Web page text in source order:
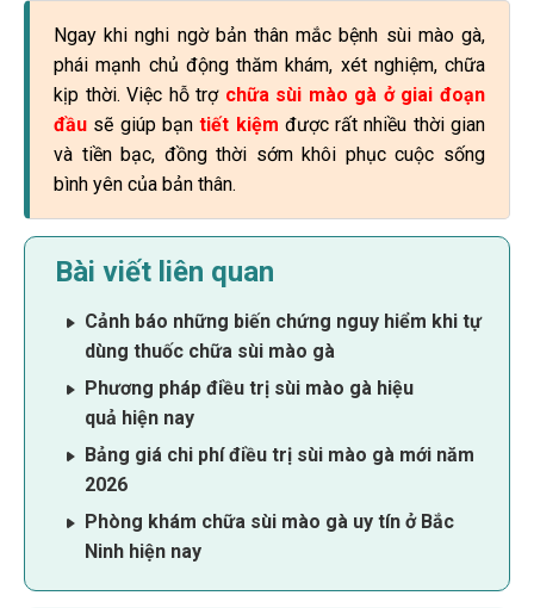
Ngay khi nghi ngờ bản thân mắc bệnh sùi mào gà,
phái mạnh chủ động thăm khám, xét nghiệm, chữa
kịp thời. Việc hỗ trợ chữa sùi mào gà ở giai đoạn
đầu sẽ giúp bạntiết kiệm được rất nhiều thời gian
và tiền bạc, đồng thời sớm khôi phục cuộc sống
bình yên của bản thân.
Bài viết liên quan
Cảnh báo những biến chứng nguy hiểm khi tự
dùng thuốc chữa sùi mào gà
Phương pháp điều trị sùi mào gà hiệu
quả hiện nay
Bảng giá chi phí điều trị sùi mào gà mới năm
2026
Phòng khám chữa sùi mào gà uy tín ở Bắc
Ninh hiện nay